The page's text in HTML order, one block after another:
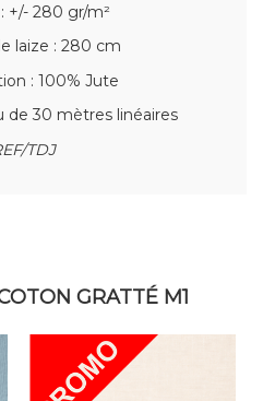
+/- 280 gr/m²
laize : 280 cm
: 100% Jute
de 30 mètres linéaires
TDJ
GRATTÉ M1